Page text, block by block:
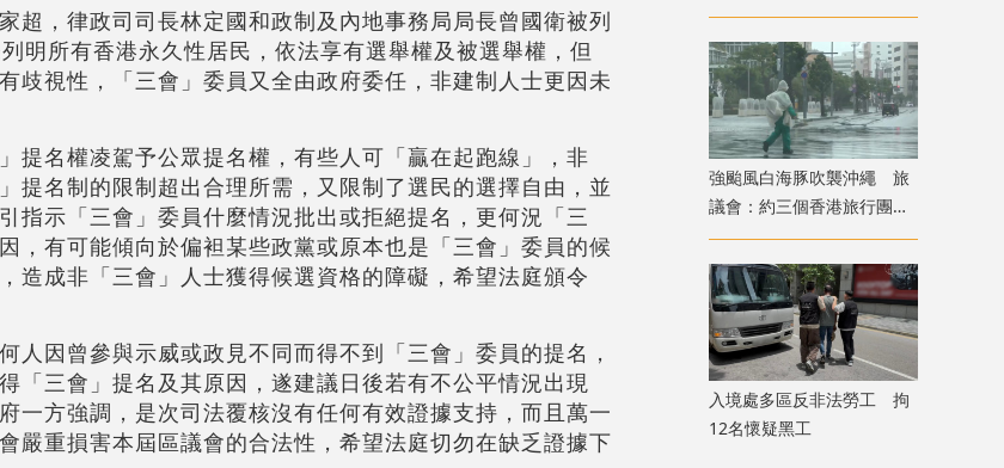
超，律政司司長林定國和政制及內地事務局局長曾國衛被列
明所有香港永久性居民，依法享有選舉權及被選舉權，但
歧視性，「三會」委員又全由政府委任，非建制人士更因未
提名權凌駕予公眾提名權，有些人可「贏在起跑線」，非
提名制的限制超出合理所需，又限制了選民的選擇自由，並
指示「三會」委員什麼情況批出或拒絕提名，更何況「三
，有可能傾向於偏袒某些政黨或原本也是「三會」委員的候
造成非「三會」人士獲得候選資格的障礙，希望法庭頒令
人因曾參與示威或政見不同而得不到「三會」委員的提名，
「三會」提名及其原因，遂建議日後若有不公平情況出現
一方強調，是次司法覆核沒有任何有效證據支持，而且萬一
嚴重損害本屆區議會的合法性，希望法庭切勿在缺乏證據下
食完先上機
強颱風白海豚吹襲沖繩 旅
議會：約三個香港旅行團在
當地全部安全
入境處多區反非法勞工 拘
12名懷疑黑工